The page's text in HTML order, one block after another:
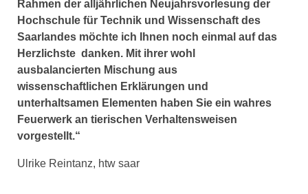
Rahmen der alljährlichen Neujahrsvorlesung der
Hochschule für Technik und Wissenschaft des
Saarlandes möchte ich Ihnen noch einmal auf das
Herzlichste danken. Mit ihrer wohl
ausbalancierten Mischung aus
wissenschaftlichen Erklärungen und
unterhaltsamen Elementen haben Sie ein wahres
Feuerwerk an tierischen Verhaltensweisen
vorgestellt.“
Ulrike Reintanz, htw saar